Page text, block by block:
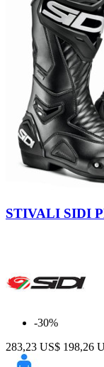
STIVALI SIDI
-30%
283,23 US$ 198,26